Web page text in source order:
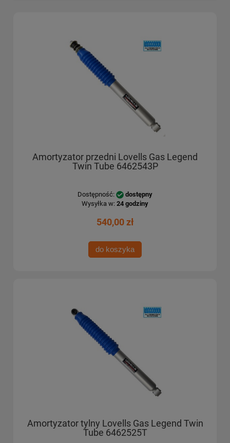
Amortyzator przedni Lovells Gas Legend
Twin Tube 6462543P
Dostępność:
dostępny
Wysyłka w: 24 godziny
540,00 zł
do koszyka
Amortyzator tylny Lovells Gas Legend Twin
Tube 6462525T